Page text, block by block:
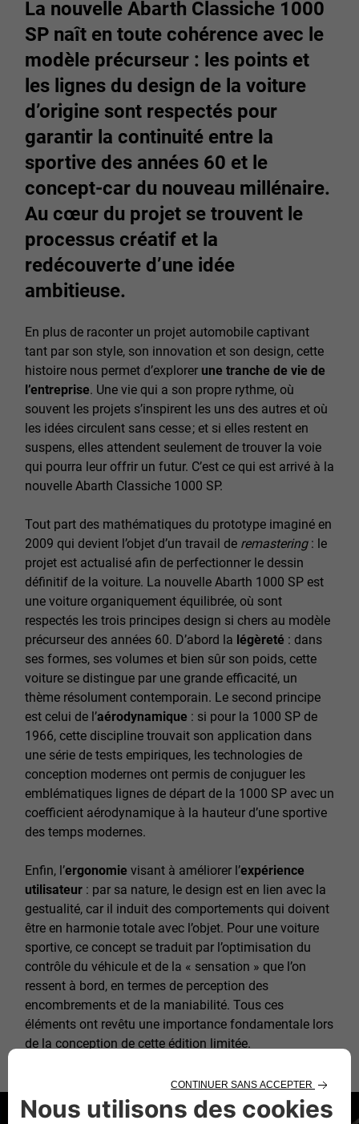
La nouvelle Abarth Classiche 1000
SP naît en toute cohérence avec le
modèle précurseur : les points et
les lignes du design de la voiture
d’origine sont respectés pour
garantir la continuité entre la
sportive des années 60 et le
concept-car du nouveau millénaire.
Au cœur du projet se trouvent le
processus créatif et la
redécouverte d’une idée
ambitieuse.
En plus de raconter un projet automobile captivant
tant par son style, son innovation et son design, cette
histoire nous permet d’explorer une tranche de vie de
l’entreprise. Une vie qui a son propre rythme, où
souvent les projets s’inspirent les uns des autres et où
les idées circulent sans cesse ; et si elles restent en
suspens, elles attendent seulement de trouver la voie
qui pourra leur offrir un futur. C’est ce qui est arrivé à la
nouvelle Abarth Classiche 1000 SP.
Tout part des mathématiques du prototype imaginé en
2009 qui devient l’objet d’un travail de remastering: le
projet est actualisé afin de perfectionner le dessin
définitif de la voiture. La nouvelle Abarth 1000 SP est
une voiture organiquement équilibrée, où sont
respectés les trois principes design si chers au modèle
précurseur des années 60. D’abord la légèreté : dans
ses formes, ses volumes et bien sûr son poids, cette
voiture se distingue par une grande efficacité, un
thème résolument contemporain. Le second principe
est celui de l’aérodynamique : si pour la 1000 SP de
1966, cette discipline trouvait son application dans
une série de tests empiriques, les technologies de
conception modernes ont permis de conjuguer les
emblématiques lignes de départ de la 1000 SP avec un
coefficient aérodynamique à la hauteur d’une sportive
des temps modernes.
Enfin, l’ergonomie visant à améliorer l’expérience
utilisateur : par sa nature, le design est en lien avec la
gestualité, car il induit des comportements qui doivent
être en harmonie totale avec l’objet. Pour une voiture
sportive, ce concept se traduit par l’optimisation du
contrôle du véhicule et de la « sensation » que l’on
ressent à bord, en termes de perception des
encombrements et de la maniabilité. Tous ces
éléments ont revêtu une importance fondamentale lors
de la conception de cette édition limitée.